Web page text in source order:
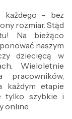
każdego – bez
rozmiar. Stąd
Na bieżąco
naszym
dziecięcą w
Wieloletnie
pracowników,
każdym etapie
tylko szybkie i
online.